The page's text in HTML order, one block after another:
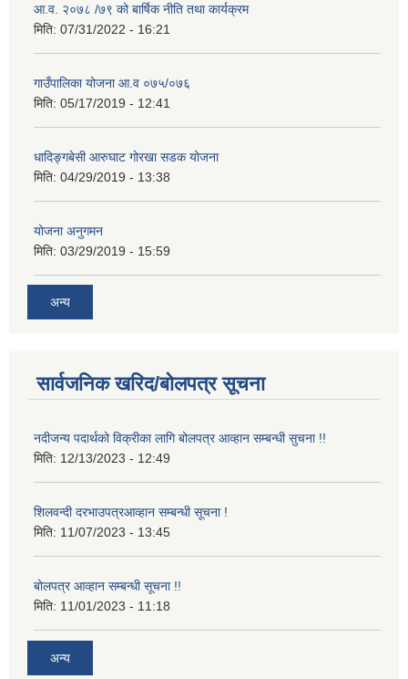
आ.व. २०७८ /७९ को बार्षिक नीति तथा कार्यक्रम
मिति: 07/31/2022 - 16:21
गाउँपालिका योजना आ.व ०७५/०७६
मिति: 05/17/2019 - 12:41
धादिङ्गबेसी आरुघाट गोरखा सडक योजना
मिति: 04/29/2019 - 13:38
योजना अनुगमन
मिति: 03/29/2019 - 15:59
अन्य
सार्वजनिक खरिद/बोलपत्र सूचना
नदीजन्य पदार्थको विक्रीका लागि बोलपत्र आव्हान सम्बन्धी सुचना !!
मिति: 12/13/2023 - 12:49
शिलवन्दी दरभाउपत्रआव्हान सम्बन्धी सूचना !
मिति: 11/07/2023 - 13:45
बोलपत्र आव्हान सम्बन्धी सूचना !!
मिति: 11/01/2023 - 11:18
अन्य